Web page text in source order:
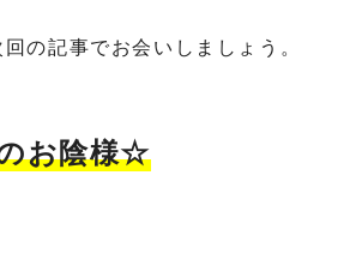
の記事でお会いしましょう。
お陰様☆